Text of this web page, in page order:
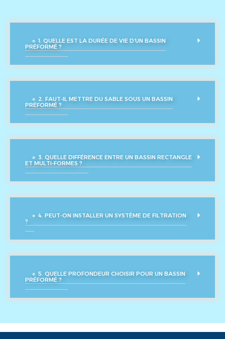
🔹 1. QUELLE EST LA DURÉE DE VIE D’UN BASSIN
PRÉFORMÉ ?
🔹 2. FAUT-IL METTRE DU SABLE SOUS UN BASSIN
PRÉFORMÉ ?
🔹 3. QUELLE DIFFÉRENCE ENTRE UN BASSIN RECTANGLE
ET MULTI-FORMES ?
🔹 4. PEUT-ON INSTALLER UN SYSTÈME DE FILTRATION
?
🔹 5. QUELLE PROFONDEUR CHOISIR POUR UN BASSIN
PRÉFORMÉ ?